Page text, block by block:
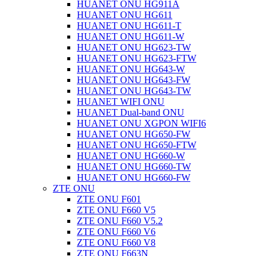
HUANET ONU HG911A
HUANET ONU HG611
HUANET ONU HG611-T
HUANET ONU HG611-W
HUANET ONU HG623-TW
HUANET ONU HG623-FTW
HUANET ONU HG643-W
HUANET ONU HG643-FW
HUANET ONU HG643-TW
HUANET WIFI ONU
HUANET Dual-band ONU
HUANET ONU XGPON WIFI6
HUANET ONU HG650-FW
HUANET ONU HG650-FTW
HUANET ONU HG660-W
HUANET ONU HG660-TW
HUANET ONU HG660-FW
ZTE ONU
ZTE ONU F601
ZTE ONU F660 V5
ZTE ONU F660 V5.2
ZTE ONU F660 V6
ZTE ONU F660 V8
ZTE ONU F663N